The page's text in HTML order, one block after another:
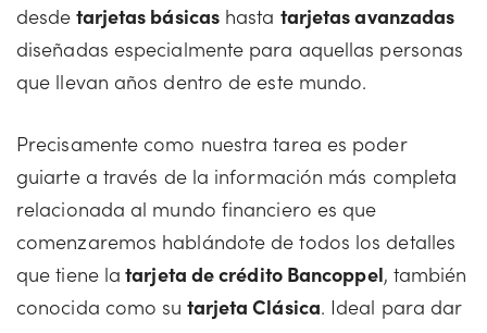
desde tarjetas básicashasta tarjetas avanzadas
diseñadas especialmente para aquellas personas
que llevan años dentro de este mundo.
Precisamente como nuestra tarea es poder
guiarte a través de la información más completa
relacionada al mundo financiero es que
comenzaremos hablándote de todos los detalles
que tiene la tarjeta de crédito Bancoppel, también
conocida como su tarjeta Clásica. Ideal para dar